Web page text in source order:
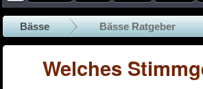
Bässe Bässe Ratgeber
Welches